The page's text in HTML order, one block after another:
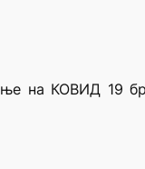
на КОВИД 19